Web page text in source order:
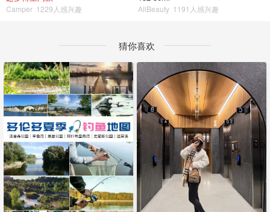
Camper 1229人感兴趣 AllBeauty 1191人感兴趣
猜你喜欢